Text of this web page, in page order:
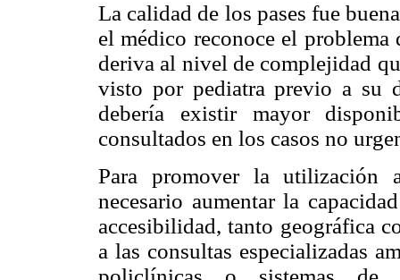
La calidad de los pases fue
el médico reconoce el
deriva al nivel de complejidad
visto por pediatra previo a su
debería existir mayor
consultados en los casos no
Para promover la utilización
necesario aumentar la
accesibilidad, tanto geográfica
a las consultas especializadas